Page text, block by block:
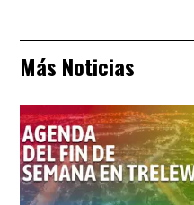
Más Noticias